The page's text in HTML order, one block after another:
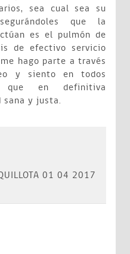
sea cual sea su
que la
es el pulmón de
de efectivo servicio
hago parte a través
y siento en todos
que en definitiva
sana y justa.
01 04 2017